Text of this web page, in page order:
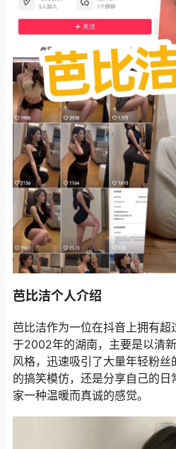
芭比洁个人介绍
芭比洁作为一位在抖音上拥有
于2002年的湖南，主要是以清
风格，迅速吸引了大量年轻粉
的搞笑模仿，还是分享自己的
家一种温暖而真诚的感觉。